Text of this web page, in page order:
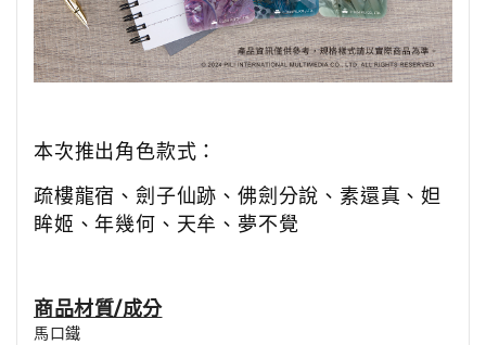
本次推出角色款式：
疏樓龍宿、劍子仙跡、佛劍分說、素還真、妲
眸姬、年幾何、天牟、夢不覺
商品材質/成分
馬口鐵